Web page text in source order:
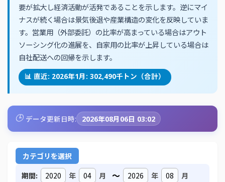
要が拡大し経済活動が活発であることを示します。逆にマイ
ナスが続く場合は景気後退や産業構造の変化を反映していま
す。営業用（外部委託）の比率が高まっている場合はアウト
ソーシング化の進展を、自家用の比率が上昇している場合は
自社配送への回帰を示します。
📊 直近: 2026年1月: 302,490千トン（合計）
🕒 データ更新日時: 2026年08月06日 03:02
カテゴリを選択
期間:
年 月 ～ 年 月